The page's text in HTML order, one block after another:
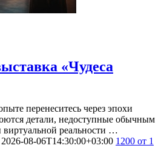
«Чудеса
перенеситесь через эпохи
детали, недоступные обычным
виртуальной реальности …
2026-08-06T14:30:00+03:00 1200 от 1